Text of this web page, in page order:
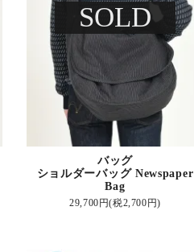
SOLD
バッグ
ショルダーバッグ Newspaper
Bag
29,700円(税2,700円)